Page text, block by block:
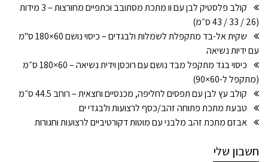
קולב פלסטיק לבן עם וו מתכת מסתובב וכתפיים מחורצות – 3 מידות
(26 / 33 / 43 ס״מ)
שקית אל-בד מתקפלת לשמלות ולבגדים – כיסוי נושם 60×180 ס"מ
עם ידיות נשיאה
כיסוי בגד מתקפל מבד נושם עם רוכסן וידית נשיאה – 60×180 ס״מ
(מתקפל ל-60×90)
קולב עץ לבן עם תפסים לחליפה, מכנסיים וחצאית – רוחב 44.5 ס״מ
טבעת מתכת פתוחה זהב/כסף לרצועות ולבגדי ים
אבזם מתכת זהב מלבני עם מוטות דקורטיביים לרצועות וחגורות
חשבון שלי